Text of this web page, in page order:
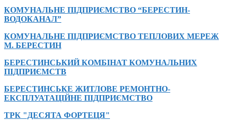
КОМУНАЛЬНЕ ПІДПРИЄМСТВО “БЕРЕСТИН-
ВОДОКАНАЛ”
КОМУНАЛЬНЕ ПІДПРИЄМСТВО ТЕПЛОВИХ МЕРЕЖ
М. БЕРЕСТИН
БЕРЕСТИНСЬКИЙ КОМБІНАТ КОМУНАЛЬНИХ
ПІДПРИЄМСТВ
БЕРЕСТИНСЬКЕ ЖИТЛОВЕ РЕМОНТНО-
ЕКСПЛУАТАЦІЙНЕ ПІДПРИЄМСТВО
ТРК "ДЕСЯТА ФОРТЕЦЯ"